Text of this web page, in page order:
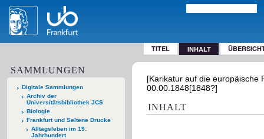
TITEL INHALT
SAMMLUNGEN
Digitale Sammlungen
Archiv der
Universitätsbibliothek JCS
Biologie
Frankfurt und Seltene Drucke
Alltagsleben im 19.
Jahrhundert
[Karikatur auf die europäische
00.00.1848[1848?]
INHALT